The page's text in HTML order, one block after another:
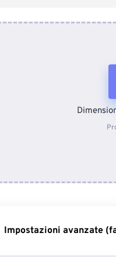
Impostazioni avanzate